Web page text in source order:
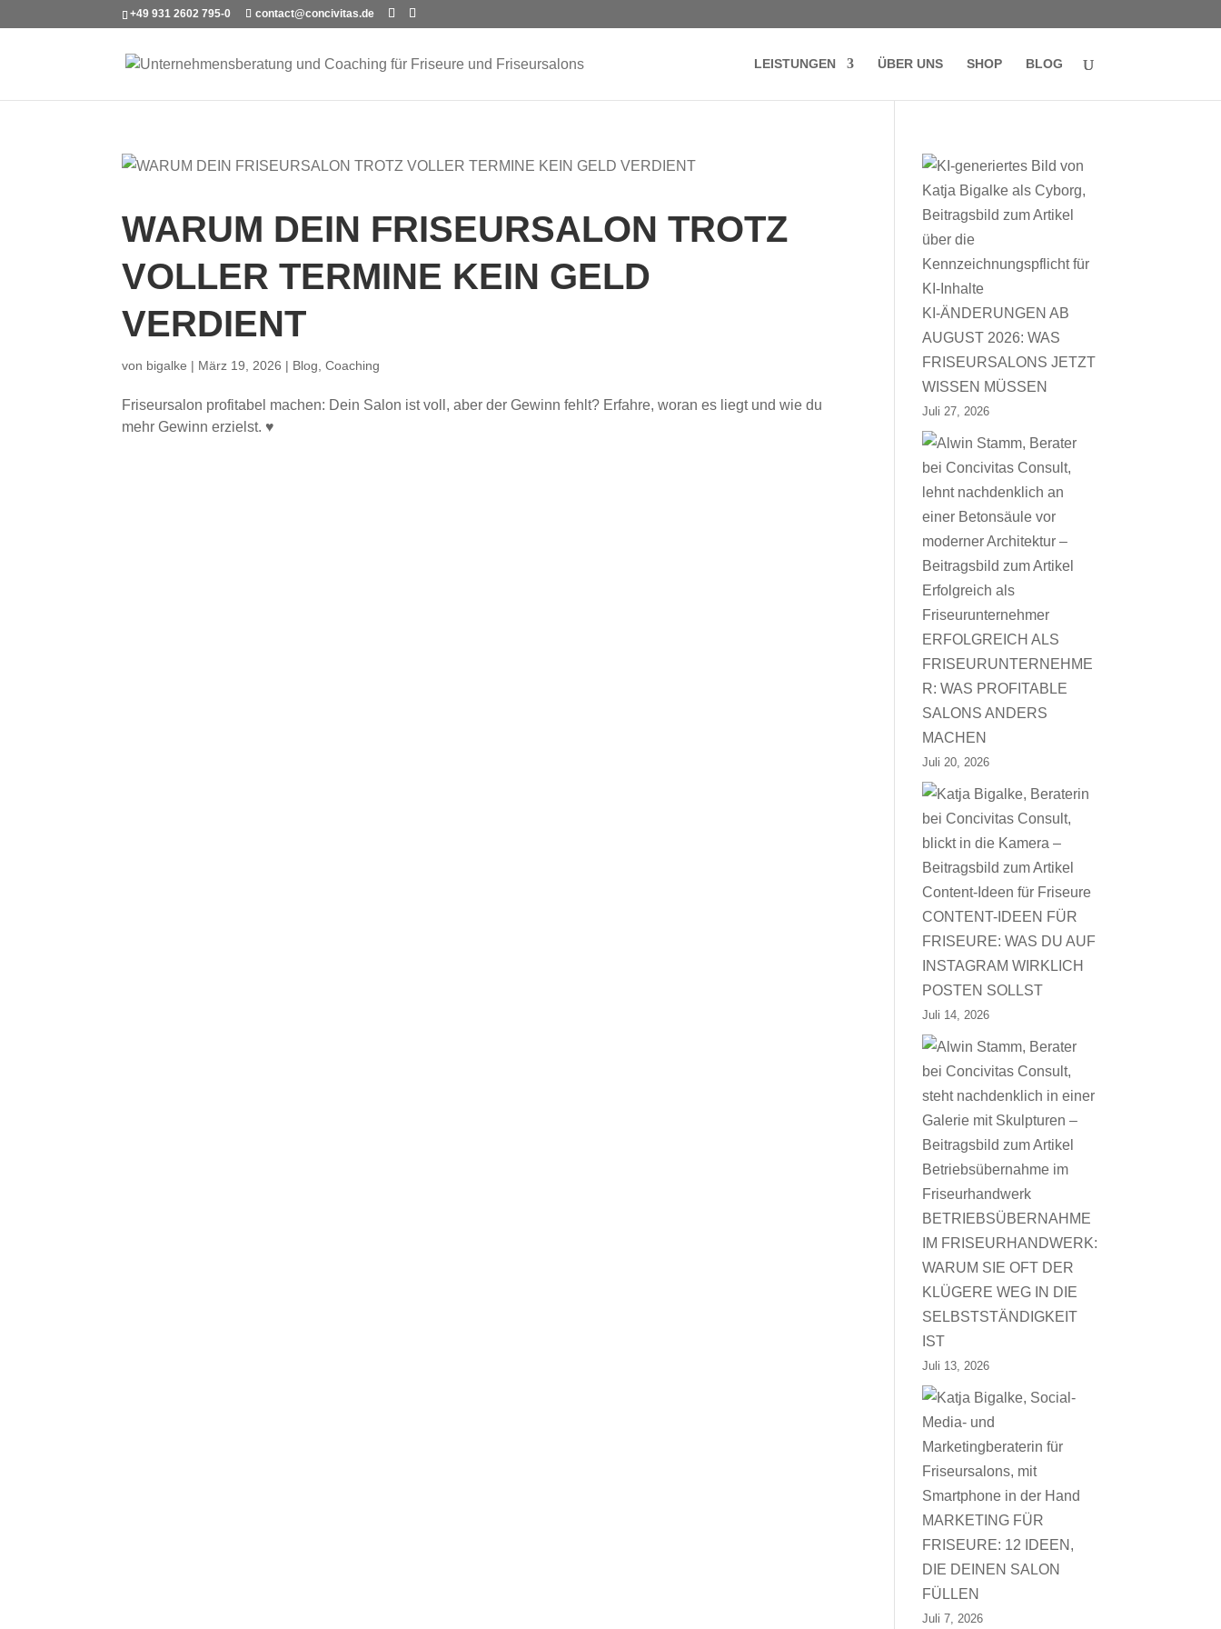
+49 931 2602 795-0 contact@concivitas.de
LEISTUNGEN ÜBER UNS SHOP BLOG
WARUM DEIN FRISEURSALON TROTZ
VOLLER TERMINE KEIN GELD
VERDIENT
von bigalke | März 19, 2026 | Blog ,Coaching
Friseursalon profitabel machen: Dein Salon ist voll, aber der Gewinn fehlt? Erfahre, woran es liegt und wie du
mehr Gewinn erzielst. ♥
KI-ÄNDERUNGEN AB
AUGUST 2026: WAS
FRISEURSALONS JETZT
WISSEN MÜSSEN
Juli 27, 2026
ERFOLGREICH ALS
FRISEURUNTERNEHME
R: WAS PROFITABLE
SALONS ANDERS
MACHEN
Juli 20, 2026
CONTENT-IDEEN FÜR
FRISEURE: WAS DU AUF
INSTAGRAM WIRKLICH
POSTEN SOLLST
Juli 14, 2026
BETRIEBSÜBERNAHME
IM FRISEURHANDWERK:
WARUM SIE OFT DER
KLÜGERE WEG IN DIE
SELBSTSTÄNDIGKEIT
IST
Juli 13, 2026
MARKETING FÜR
FRISEURE: 12 IDEEN,
DIE DEINEN SALON
FÜLLEN
Juli 7, 2026